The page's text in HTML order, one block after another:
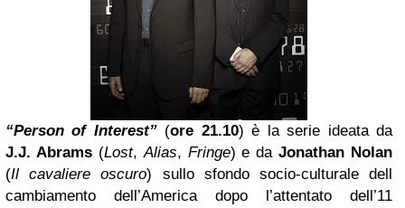
“Person of Interest” (ore 21.10) è la serie ideata da
J.J. Abrams(Lost,Alias, Fringe) e da Jonathan Nolan
(Il cavaliere oscuro) sullo sfondo socio-culturale dell
cambiamento dell’America dopo l’attentato dell’11